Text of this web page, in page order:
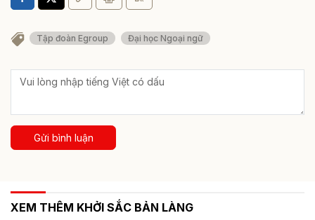
Tập đoàn Egroup Đại học Ngoại ngữ
Gửi bình luận
XEM THÊM KHỞI SẮC BẢN LÀNG